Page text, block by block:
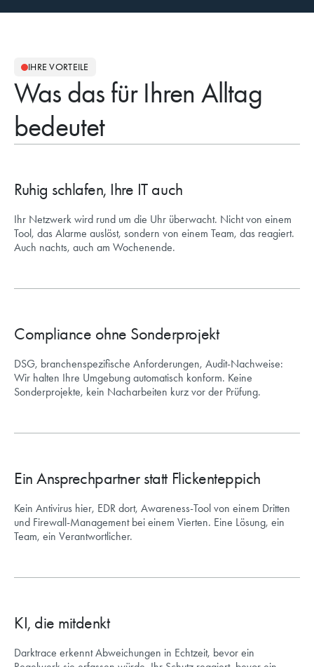
IHRE VORTEILE
Was das für Ihren Alltag
bedeutet
Ruhig schlafen, Ihre IT auch
Ihr Netzwerk wird rund um die Uhr überwacht. Nicht von einem
Tool, das Alarme auslöst, sondern von einem Team, das reagiert.
Auch nachts, auch am Wochenende.
Compliance ohne Sonderprojekt
DSG, branchenspezifische Anforderungen, Audit-Nachweise:
Wir halten Ihre Umgebung automatisch konform. Keine
Sonderprojekte, kein Nacharbeiten kurz vor der Prüfung.
Ein Ansprechpartner statt Flickenteppich
Kein Antivirus hier, EDR dort, Awareness-Tool von einem Dritten
und Firewall-Management bei einem Vierten. Eine Lösung, ein
Team, ein Verantwortlicher.
KI, die mitdenkt
Darktrace erkennt Abweichungen in Echtzeit, bevor ein